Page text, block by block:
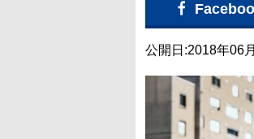
公開日:2018年06